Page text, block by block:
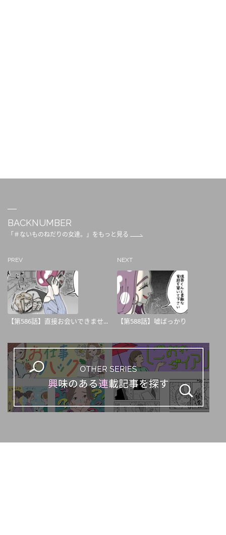
BACKNUMBER
「＃ないものねだりの女達。」をもっと見る
PREV
【第586話】直接お会いできませ...
NEXT
【第588話】嘘ばっかり